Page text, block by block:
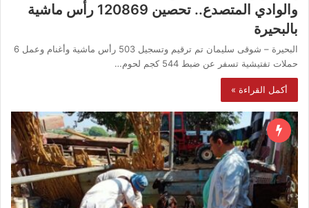
والوادي المتصدع.. تحصين 120869 رأس ماشية
بالبحيرة
البحيرة – شوقى سليمان تم ترقيم وتسجيل 503 رأس ماشية وأغنام وعمل 6
حملات تفتيشية تسفر عن ضبط 544 كجم لحوم…
أكمل القراءة »